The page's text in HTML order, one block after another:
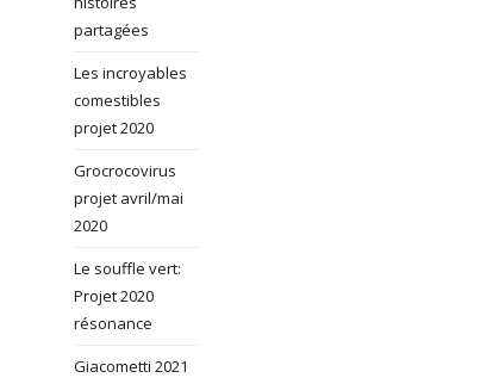
partagées
Les incroyables
comestibles
projet 2020
Grocrocovirus
projet avril/mai
2020
Le souffle vert:
Projet 2020
résonance
Giacometti 2021